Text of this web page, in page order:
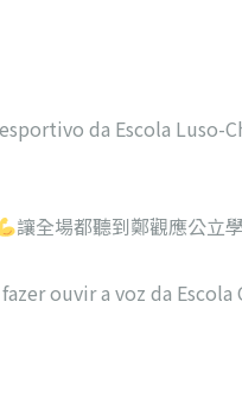
da Escola Luso-
讓全場都聽到鄭觀應公立
ouvir a voz da Escola